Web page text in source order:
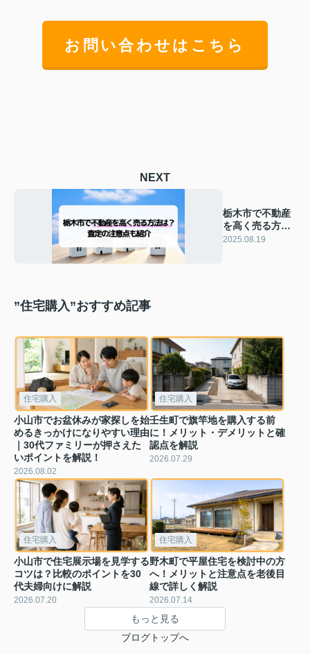
お問い合わせはこちら
NEXT
栃木市で不動産
を高く売る方法
は？査定の注意
2025.08.19
”住宅購入”おすすめ記事
住宅購入
小山市でお盆休みが家探しを始
めるきっかけになりやすい理由
｜30代ファミリーが押さえた
いポイントを解説！
2026.08.02
住宅購入
壬生町で旗竿地を購入する前
に！メリット・デメリットと確
認点を解説
2026.07.29
住宅購入
小山市で住宅展示場を見学する
コツは？比較のポイントを30
代夫婦向けに解説
2026.07.20
住宅購入
野木町で平屋住宅を検討中の方
へ！メリットと注意点を老後目
線で詳しく解説
2026.07.14
もっと見る
ブログトップへ